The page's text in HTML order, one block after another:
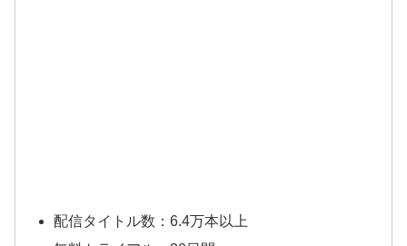
配信タイトル数：6.4万本以上